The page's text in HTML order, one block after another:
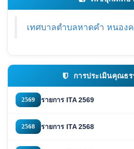
เทศบาลตำบลหาดคำ หนอง
การประเมินคุณธร
2569 รายการ ITA 2569
2568 รายการ ITA 2568